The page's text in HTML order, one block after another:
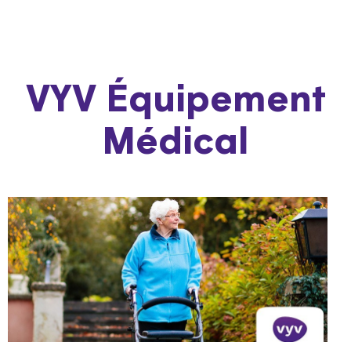
VYV Équipement
Médical